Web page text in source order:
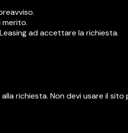
ad accettare la richiesta.
richiesta. Non devi usare il